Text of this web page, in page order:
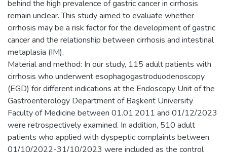
behind the high prevalence of gastric cancer in cirrhosis
remain unclear. This study aimed to evaluate whether
cirrhosis may be a risk factor for the development of gastric
cancer and the relationship between cirrhosis and intestinal
metaplasia (IM).
Material and method: In our study, 115 adult patients with
cirrhosis who underwent esophagogastroduodenoscopy
(EGD) for different indications at the Endoscopy Unit of the
Gastroenterology Department of Başkent University
Faculty of Medicine between 01.01.2011 and 01/12/2023
were retrospectively examined. In addition, 510 adult
patients who applied with dyspeptic complaints between
01/10/2022-31/10/2023 were included as the control